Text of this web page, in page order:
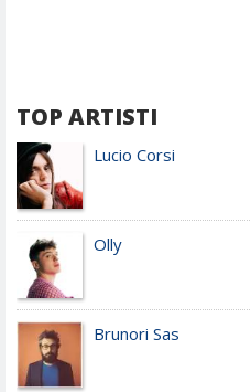
TOP ARTISTI
Lucio Corsi
Olly
Brunori Sas